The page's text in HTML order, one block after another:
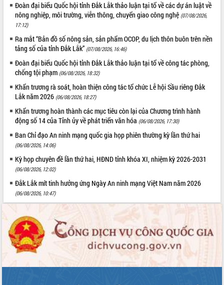
Đắk Lắk rà soát, điều chỉnh Đề án 190
về phát triển nuôi trồng thủy sản
Phó Chủ tịch UBND tỉnh Đắk Lắk
Trương Công Thái kiểm tra thực địa
Dự án cao tốc Khánh Hòa - Buôn Ma
Thuột
Định vị cà phê Việt Nam như một “di
sản sống” trong dòng chảy toàn cầu
Xây dựng nông thôn mới: Nâng cao đời
sống người dân từ những mô hình thiết
thực
Quyết liệt tháo gỡ vướng mắc, đẩy
nhanh tiến độ các dự án trọng điểm
trong Khu kinh tế Nam Phú Yên
Hòn Yến phát triển du lịch gắn với bảo
tồn biển
Lấy ý kiến điều chỉnh Quy hoạch tỉnh
Đắk Lắk thời kỳ 2021-2030, tầm nhìn
đến năm 2050
Phát động chiến dịch 30 ngày đêm
giải phóng mặt bằng Tuyến đường bộ
ven biển
Đắk Lắk nỗ lực thúc đẩy tăng trưởng
kinh tế từ 10% trở lên trong Quý
II/2026
Đoàn đại biểu Quốc hội tỉnh Đắk Lắk thảo luận tại tổ về các dự án luật về
nông nghiệp, môi trường, viễn thông, chuyển giao công nghệ (07/08/2026,
17:12)
Ra mắt “Bản đồ số nông sản, sản phẩm OCOP, du lịch thôn buôn trên nền
tảng số của tỉnh Đắk Lắk” (07/08/2026, 16:46)
Đoàn đại biểu Quốc hội tỉnh Đắk Lắk thảo luận tại tổ về công tác phòng,
chống tội phạm (06/08/2026, 18:32)
Khẩn trương rà soát, hoàn thiện công tác tổ chức Lễ hội Sầu riêng Đắk
Lắk năm 2026 (06/08/2026, 18:27)
Khẩn trương hoàn thành các mục tiêu còn lại của Chương trình hành
động số 14 của Tỉnh ủy về phát triển văn hóa (06/08/2026, 17:30)
Ban Chỉ đạo An ninh mạng quốc gia họp phiên thường kỳ lần thứ hai
(06/08/2026, 14:06)
Kỳ họp chuyên đề lần thứ hai, HĐND tỉnh khóa XI, nhiệm kỳ 2026-2031
(06/08/2026, 12:02)
Đắk Lắk mít tinh hưởng ứng Ngày An ninh mạng Việt Nam năm 2026
(06/08/2026, 10:47)